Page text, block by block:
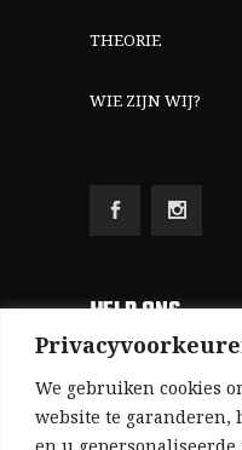
We gebruiken cookies
website te garanderen,
en u
THEORIE
WIE ZIJN WIJ?
HELP ONS
Aangezien we
(zonder subsidies,